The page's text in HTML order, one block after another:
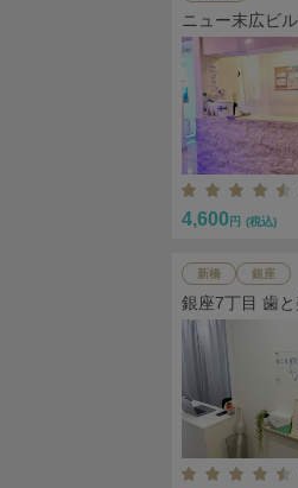
ニュー末広ビ
4,600 円 (税込)
新橋 銀座
銀座7丁目 歯